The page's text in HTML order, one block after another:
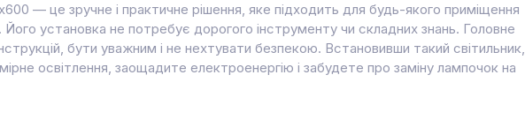
— це зручне і практичне рішення, яке підходить для будь-якого приміщення
Його установка не потребує дорогого інструменту чи складних знань. Головне
бути уважним і не нехтувати безпекою. Встановивши такий світильник,
освітлення, заощадите електроенергію і забудете про заміну лампочок на